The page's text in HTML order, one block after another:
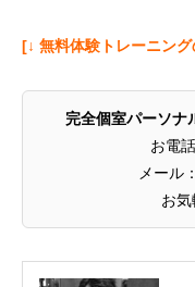
[↓ 無料体験トレーニン
完全個室パーソナ
お電
メール
お